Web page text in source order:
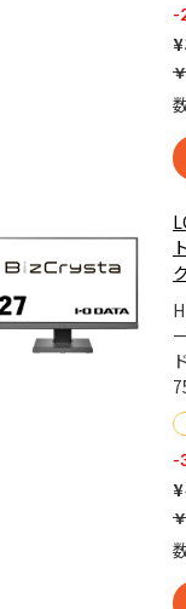
-
¥
￥
ク
-
¥
￥